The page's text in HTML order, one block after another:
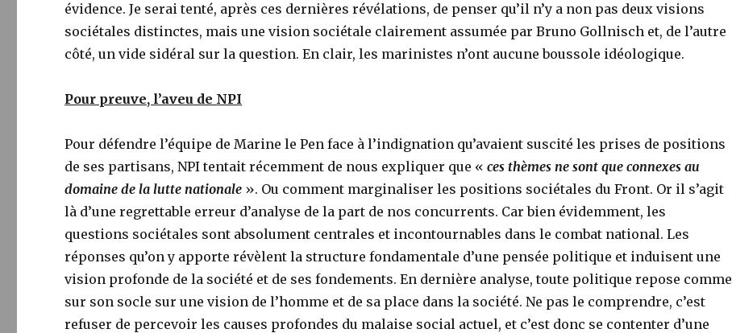
évidence. Je serai tenté, après ces dernières révélations, de penser qu’il n’y a non pas deux visions
sociétales distinctes, mais une vision sociétale clairement assumée par Bruno Gollnisch et, de l’autre
côté, un vide sidéral sur la question. En clair, les marinistes n’ont aucune boussole idéologique.
Pour preuve, l’aveu de NPI
Pour défendre l’équipe de Marine le Pen face à l’indignation qu’avaient suscité les prises de positions
de ses partisans, NPI tentait récemment de nous expliquer que «ces thèmes ne sont que connexes au
domaine de la lutte nationale ». Ou comment marginaliser les positions sociétales du Front. Or il s’agit
là d’une regrettable erreur d’analyse de la part de nos concurrents. Car bien évidemment, les
questions sociétales sont absolument centrales et incontournables dans le combat national. Les
réponses qu’on y apporte révèlent la structure fondamentale d’une pensée politique et induisent une
vision profonde de la société et de ses fondements. En dernière analyse, toute politique repose comme
sur son socle sur une vision de l’homme et de sa place dans la société. Ne pas le comprendre, c’est
refuser de percevoir les causes profondes du malaise social actuel, et c’est donc se contenter d’une